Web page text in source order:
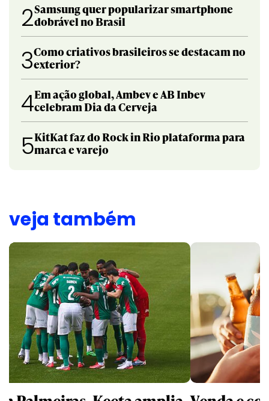
2Samsung quer popularizar smartphone
dobrável no Brasil
3Como criativos brasileiros se destacam no
exterior?
4Em ação global, Ambev e AB Inbev
celebram Dia da Cerveja
5KitKat faz do Rock in Rio plataforma para
marca e varejo
veja também